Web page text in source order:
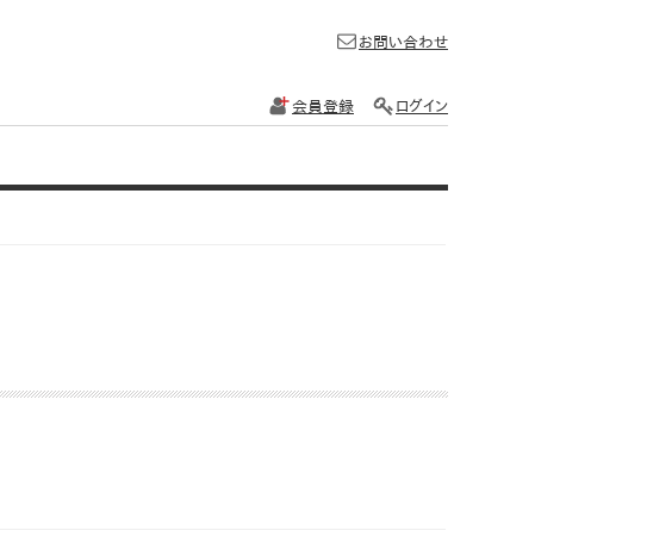
お問い合わせ
会員登録 ログイン